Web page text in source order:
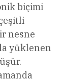
biçimi
nesne
yüklenen